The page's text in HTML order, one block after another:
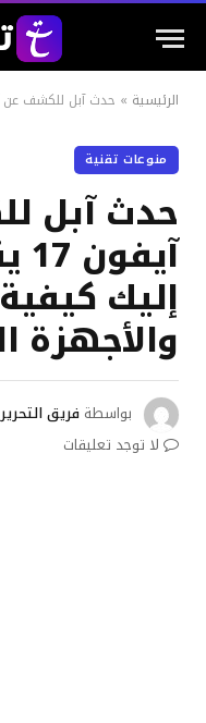
الرئيسية » حدث آبل للكشف عن آيفون 17 ينطلق اليوم.. إليك كيفية المشاهدة
منوعات تقنية
حدث آبل
إليك
والأجهزة
بواسطة فريق التحرير
لا توجد تعليقات